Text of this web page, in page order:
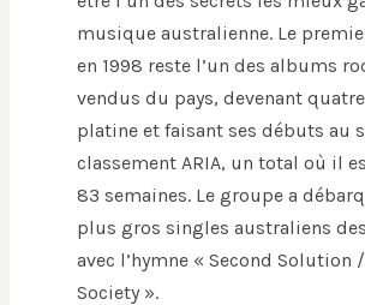
musique australienne. Le
en 1998 reste l’un des albums
vendus du pays, devenant
platine et faisant ses débuts au
classement ARIA, un total où il
83 semaines. Le groupe a
plus gros singles australiens
avec l’hymne « Second Solution
Society ».